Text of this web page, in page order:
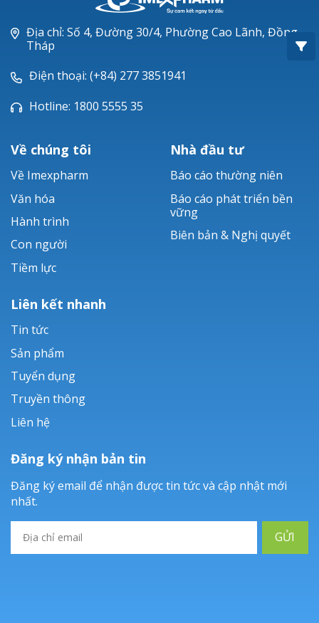
Piperacillin
Ticarlinat®
Zobacta®
Bacsulfo®
Địa chỉ: Số 4, Đường 30/4, Phường Cao Lãnh, Đồng
Tháp
Điện thoại: (+84) 277 3851941
Hotline: 1800 5555 35
Về chúng tôi
Về Imexpharm
Văn hóa
Hành trình
Con người
Tiềm lực
Nhà đầu tư
Báo cáo thường niên
Báo cáo phát triển bền
vững
Biên bản & Nghị quyết
Liên kết nhanh
Tin tức
Sản phẩm
Tuyển dụng
Truyền thông
Liên hệ
Đăng ký nhận bản tin
Đăng ký email để nhận được tin tức và cập nhật mới
nhất.
GỬI